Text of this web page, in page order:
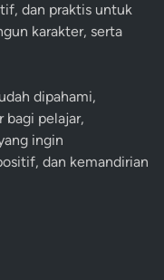
dan praktis untuk
karakter, serta
dipahami,
bagi pelajar,
ingin
dan kemandirian